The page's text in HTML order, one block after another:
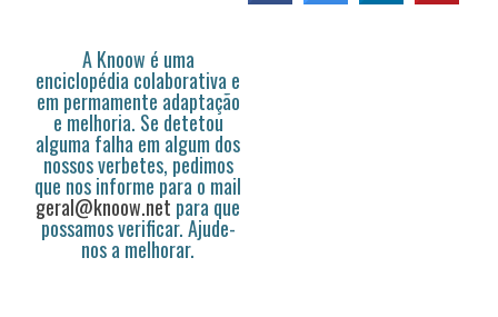
A Knoow é uma
enciclopédia colaborativa e
em permamente adaptação
e melhoria. Se detetou
alguma falha em algum dos
nossos verbetes, pedimos
que nos informe para o mail
geral@knoow.net para que
possamos verificar. Ajude-
nos a melhorar.